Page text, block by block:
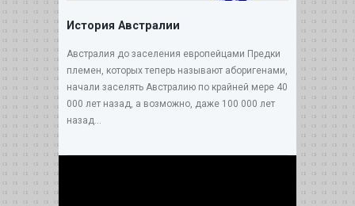
История Австралии
Австралия до заселения европейцами Предки
племен, которых теперь называют аборигенами,
начали заселять Австралию по крайней мере 40
000 лет назад, а возможно, даже 100 000 лет
назад...